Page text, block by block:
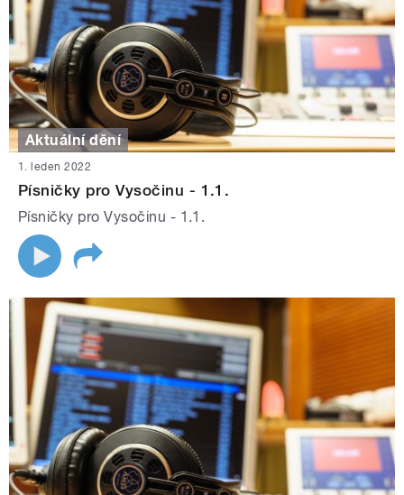
Aktuální dění
1. leden 2022
Písničky pro Vysočinu - 1.1.
Písničky pro Vysočinu - 1.1.